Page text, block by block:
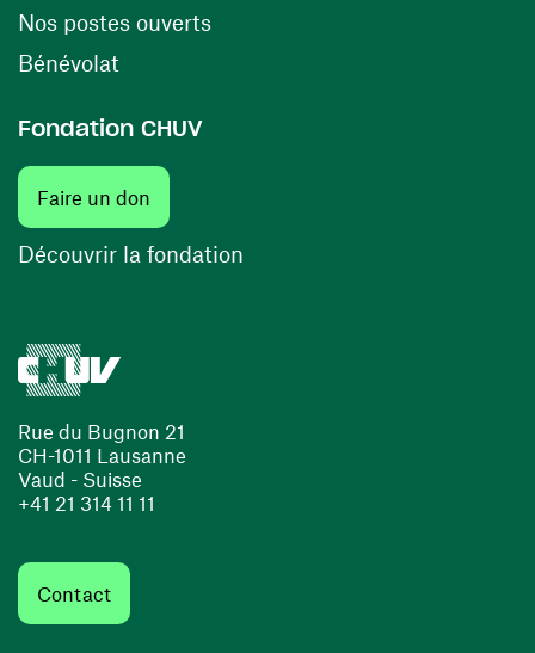
Rue du Bugnon 21
CH-1011 Lausanne
Vaud - Suisse
+41 21 314 11 11
Contact
Nos postes ouverts(ouvre une nouvelle fenêtre)
Bénévolat
Fondation CHUV
Faire un don
Découvrir la fondation